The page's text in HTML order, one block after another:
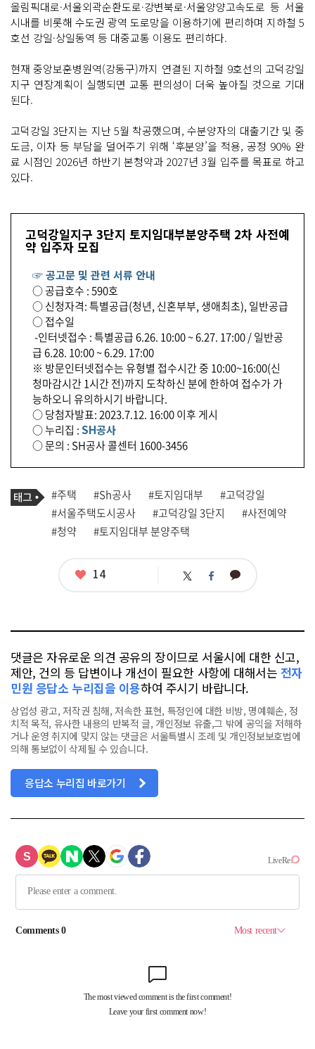
올림픽대로·서울외곽순환도로·강변북로·서울양양고속도로 등 서울
시내를 비롯해 수도권 광역 도로망을 이용하기에 편리하며 지하철 5
호선 강일·상일동역 등 대중교통 이용도 편리하다.
현재 중앙보훈병원역(강동구)까지 연결된 지하철 9호선의 고덕강일
지구 연장계획이 실행되면 교통 편의성이 더욱 높아질 것으로 기대
된다.
고덕강일 3단지는 지난 5월 착공했으며, 수분양자의 대출기간 및 중
도금, 이자 등 부담을 덜어주기 위해 ‘후분양’을 적용, 공정 90% 완
료 시점인 2026년 하반기 본청약과 2027년 3월 입주를 목표로 하고
있다.
고덕강일지구 3단지 토지임대부분양주택 2차 사전예
약 입주자 모집
☞ 공고문 및 관련 서류 안내
○ 공급호수 : 590호
○ 신청자격: 특별공급(청년, 신혼부부, 생애최초), 일반공급
○ 접수일
-인터넷접수 : 특별공급 6.26. 10:00 ~ 6.27. 17:00 / 일반공
급 6.28. 10:00 ~ 6.29. 17:00
※ 방문인터넷접수는 유형별 접수시간 중 10:00~16:00(신
청마감시간 1시간 전)까지 도착하신 분에 한하여 접수가 가
능하오니 유의하시기 바랍니다.
○ 당첨자발표: 2023.7.12. 16:00 이후 게시
○ 누리집 :SH공사
○ 문의 : SH공사 콜센터 1600-3456
기
사
관
련
태
태
그
#주택 #Sh공사 #토지임대부
#고덕강일
#서울주택도시공사
#고덕강일 3단지
#사전예약
#청약
#토지임대부 분양주택
좋
14 트 페 카
댓글은 자유로운 의견 공유의 장이므로 서울시에 대한 신고,
제안, 건의 등 답변이나 개선이 필요한 사항에 대해서는 전자
민원 응답소 누리집을 이용하여 주시기 바랍니다.
상업성 광고, 저작권 침해, 저속한 표현, 특정인에 대한 비방, 명예훼손, 정
치적 목적, 유사한 내용의 반복적 글, 개인정보 유출,그 밖에 공익을 저해하
거나 운영 취지에 맞지 않는 댓글은 서울특별시 조례 및 개인정보보호법에
의해 통보없이 삭제될 수 있습니다.
응답소 누리집 바로가기